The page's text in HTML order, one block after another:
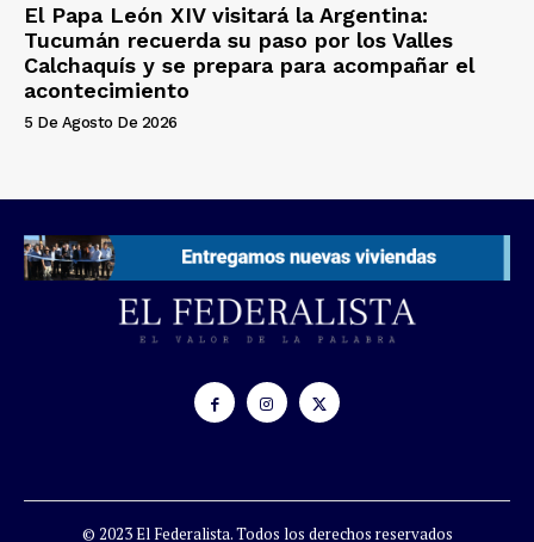
El Papa León XIV visitará la Argentina:
Tucumán recuerda su paso por los Valles
Calchaquís y se prepara para acompañar el
acontecimiento
5 De Agosto De 2026
© 2023 El Federalista. Todos los derechos reservados